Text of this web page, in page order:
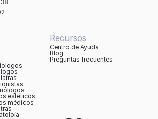
estéticos
médicos
Recursos
Centro de Ayuda
Blog
Preguntas frecuentes